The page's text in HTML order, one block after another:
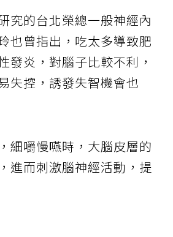
究的台北榮總一般神經內
也曾指出，吃太多導致肥
發炎，對腦子比較不利，
失控，誘發失智機會也
細嚼慢嚥時，大腦皮層的
進而刺激腦神經活動，提